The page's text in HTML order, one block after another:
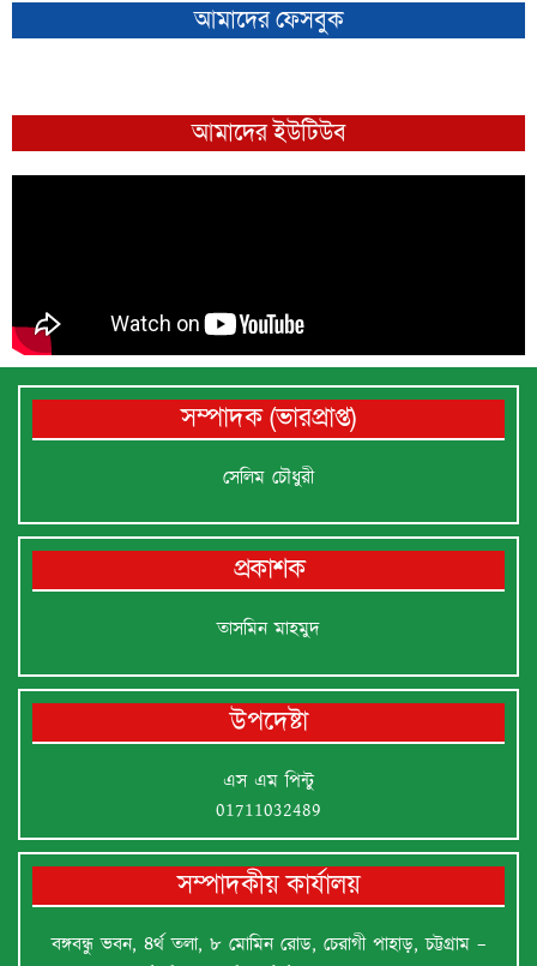
আমাদের ফেসবুক
আমাদের ইউটিউব
সম্পাদক (ভারপ্রাপ্ত)
সেলিম চৌধুরী
প্রকাশক
তাসমিন মাহমুদ
উপদেষ্টা
এস এম পিন্টু
01711032489
সম্পাদকীয় কার্যালয়
বঙ্গবন্ধু ভবন, ৪র্থ তলা, ৮ মোমিন রোড, চেরাগী পাহাড়, চট্টগ্রাম –